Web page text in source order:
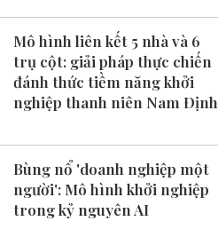
Mô hình liên kết 5 nhà và 6
trụ cột: giải pháp thực chiến
đánh thức tiềm năng khởi
nghiệp thanh niên Nam Định
Bùng nổ 'doanh nghiệp một
người': Mô hình khởi nghiệp
trong kỷ nguyên AI